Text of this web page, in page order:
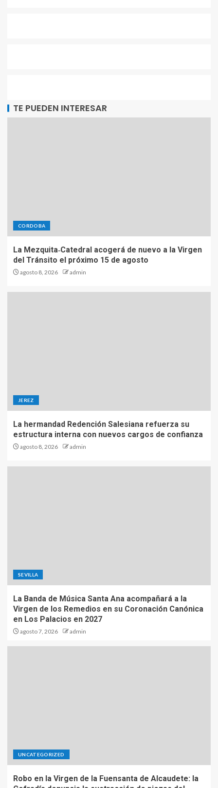
TE PUEDEN INTERESAR
CORDOBA
La Mezquita‑Catedral acogerá de nuevo a la Virgen
del Tránsito el próximo 15 de agosto
agosto 8, 2026 admin
JEREZ
La hermandad Redención Salesiana refuerza su
estructura interna con nuevos cargos de confianza
agosto 8, 2026 admin
SEVILLA
La Banda de Música Santa Ana acompañará a la
Virgen de los Remedios en su Coronación Canónica
en Los Palacios en 2027
agosto 7, 2026 admin
UNCATEGORIZED
Robo en la Virgen de la Fuensanta de Alcaudete: la